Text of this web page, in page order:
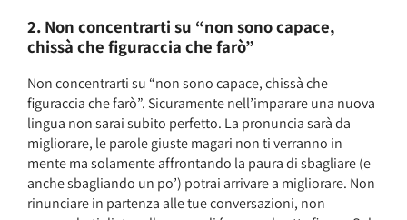
2. Non concentrarti su “non sono capace,
chissà che figuraccia che farò”
Non concentrarti su “non sono capace, chissà che
figuraccia che farò”. Sicuramente nell’imparare una nuova
lingua non sarai subito perfetto. La pronuncia sarà da
migliorare, le parole giuste magari non ti verranno in
mente ma solamente affrontando la paura di sbagliare (e
anche sbagliando un po’) potrai arrivare a migliorare. Non
rinunciare in partenza alle tue conversazioni, non